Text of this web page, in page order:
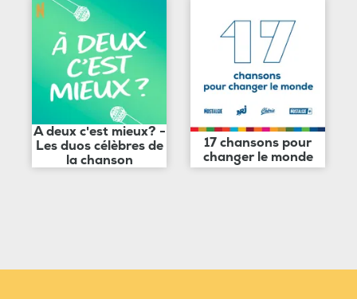
A deux c'est mieux? -
Les duos célèbres de
la chanson
17 chansons pour
changer le monde